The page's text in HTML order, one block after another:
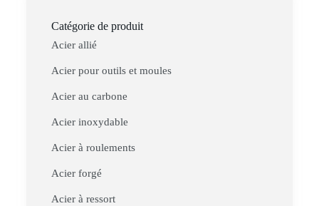
Catégorie de produit
Acier allié
Acier pour outils et moules
Acier au carbone
Acier inoxydable
Acier à roulements
Acier forgé
Acier à ressort